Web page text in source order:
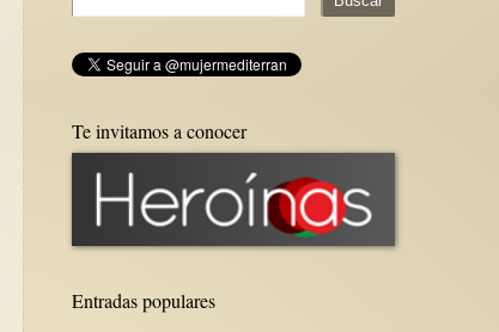
Te invitamos a conocer
Entradas populares